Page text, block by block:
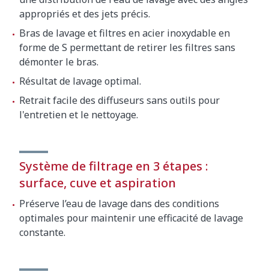
appropriés et des jets précis.
Bras de lavage et filtres en acier inoxydable en
forme de S permettant de retirer les filtres sans
démonter le bras.
Résultat de lavage optimal.
Retrait facile des diffuseurs sans outils pour
l'entretien et le nettoyage.
Système de filtrage en 3 étapes :
surface, cuve et aspiration
Préserve l’eau de lavage dans des conditions
optimales pour maintenir une efficacité de lavage
constante.